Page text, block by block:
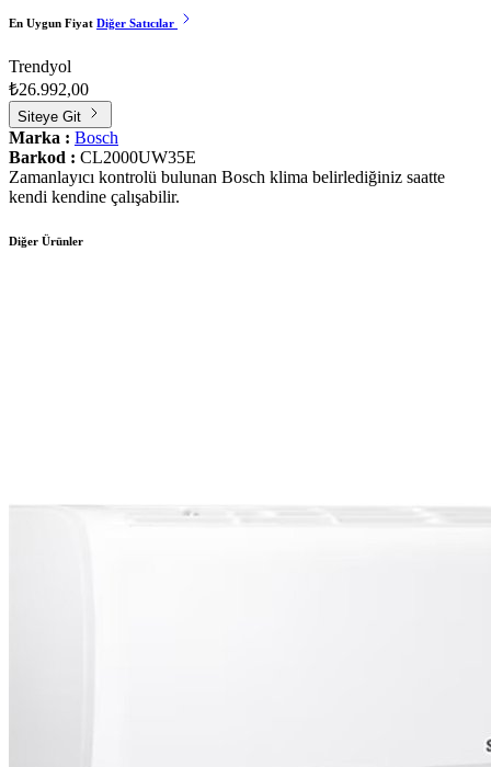
En Uygun Fiyat Diğer Satıcılar
Trendyol
₺26.992,00
Siteye Git
Marka : Bosch
Barkod : CL2000UW35E
Zamanlayıcı kontrolü bulunan Bosch klima belirlediğiniz saatte
kendi kendine çalışabilir.
Diğer Ürünler